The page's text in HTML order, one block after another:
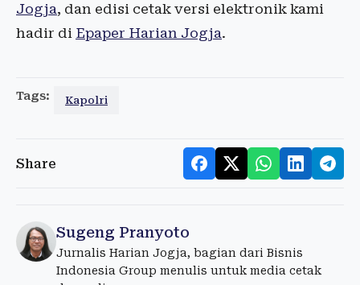
Jogja, dan edisi cetak versi elektronik kami
hadir di Epaper Harian Jogja.
Tags: Kapolri
Share
Sugeng Pranyoto
Jurnalis Harian Jogja, bagian dari Bisnis
Indonesia Group menulis untuk media cetak